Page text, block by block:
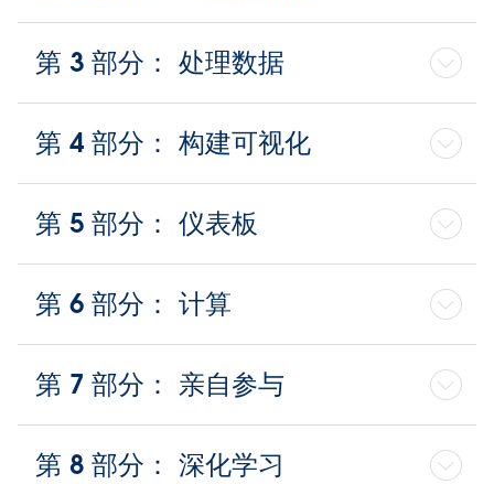
第 3 部分： 处理数据
第 4 部分： 构建可视化
第 5 部分： 仪表板
第 6 部分： 计算
第 7 部分： 亲自参与
第 8 部分： 深化学习